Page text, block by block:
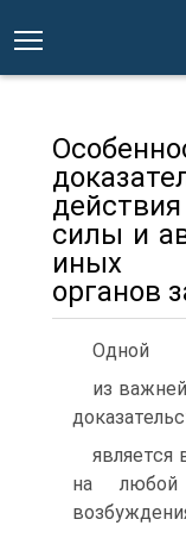
силы и
иных
органов
Одной
из
является
на любой